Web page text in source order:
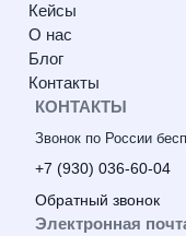
Кейсы
О нас
Блог
Контакты
КОНТАКТЫ
Звонок по России
+7 (930) 036-60-04
Обратный звонок
Электронная